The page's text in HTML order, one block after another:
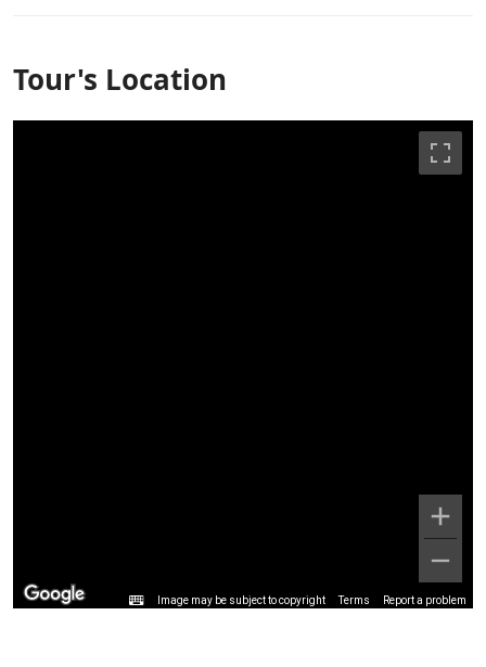
Tour's Location
Image may be subject to copyright Terms Report a problem